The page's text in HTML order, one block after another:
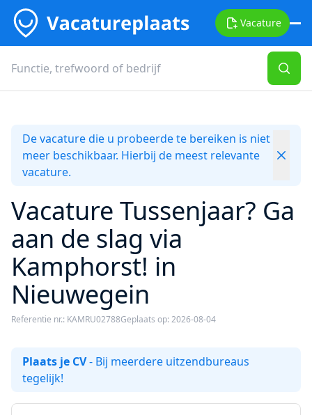
Vacature
De vacature die u probeerde te bereiken is niet
meer beschikbaar. Hierbij de meest relevante
vacature.
Vacature Tussenjaar? Ga
aan de slag via
Kamphorst! in
Nieuwegein
Referentie nr.: KAMRU02788Geplaats op: 2026-08-04
Plaats je CV- Bij meerdere uitzendbureaus
tegelijk!